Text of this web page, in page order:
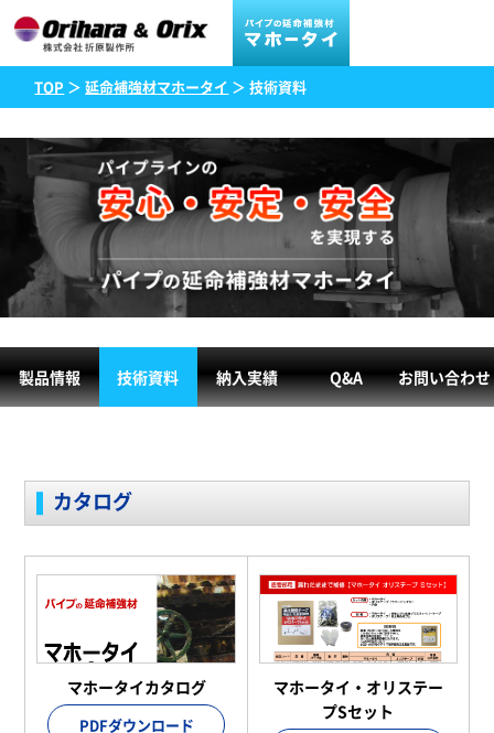
TOP ＞延命補強材マホータイ ＞ 技術資料
製品情報 技術資料 納入実績 Q&A お問い合わせ
カタログ
マホータイカタログ
PDFダウンロード
マホータイ・オリステー
プSセット